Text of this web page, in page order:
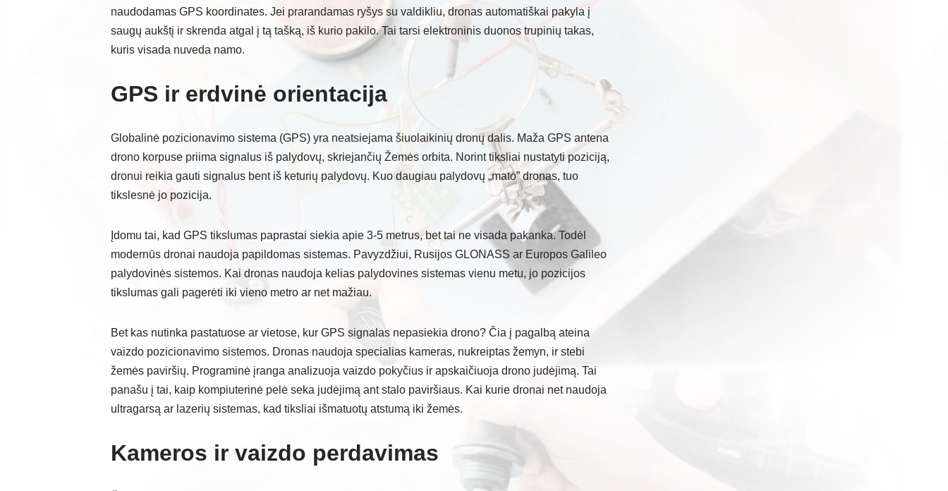
naudodamas GPS koordinates. Jei prarandamas ryšys su valdikliu, dronas automatiškai pakyla į
saugų aukštį ir skrenda atgal į tą tašką, iš kurio pakilo. Tai tarsi elektroninis duonos trupinių takas,
kuris visada nuveda namo.
GPS ir erdvinė orientacija
Globalinė pozicionavimo sistema (GPS) yra neatsiejama šiuolaikinių dronų dalis. Maža GPS antena
drono korpuse priima signalus iš palydovų, skriejančių Žemės orbita. Norint tiksliai nustatyti poziciją,
dronui reikia gauti signalus bent iš keturių palydovų. Kuo daugiau palydovų „mato” dronas, tuo
tikslesnė jo pozicija.
Įdomu tai, kad GPS tikslumas paprastai siekia apie 3-5 metrus, bet tai ne visada pakanka. Todėl
modernūs dronai naudoja papildomas sistemas. Pavyzdžiui, Rusijos GLONASS ar Europos Galileo
palydovinės sistemos. Kai dronas naudoja kelias palydovines sistemas vienu metu, jo pozicijos
tikslumas gali pagerėti iki vieno metro ar net mažiau.
Bet kas nutinka pastatuose ar vietose, kur GPS signalas nepasiekia drono? Čia į pagalbą ateina
vaizdo pozicionavimo sistemos. Dronas naudoja specialias kameras, nukreiptas žemyn, ir stebi
žemės paviršių. Programinė įranga analizuoja vaizdo pokyčius ir apskaičiuoja drono judėjimą. Tai
panašu į tai, kaip kompiuterinė pelė seka judėjimą ant stalo paviršiaus. Kai kurie dronai net naudoja
ultragarsą ar lazerių sistemas, kad tiksliai išmatuotų atstumą iki žemės.
Kameros ir vaizdo perdavimas